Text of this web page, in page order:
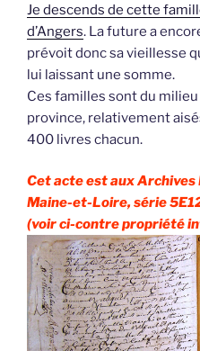
Je descends de cette
d’Angers. La future a
prévoit donc sa vieillesse
lui laissant une somme.
Ces familles sont du
province, relativement
400 livres chacun.
Cet acte est aux
Maine-et-Loire, série
(voir ci-contre propriété